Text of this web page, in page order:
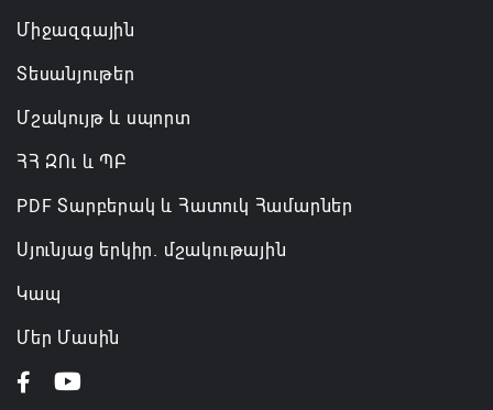
Միջազգային
Տեսանյութեր
Մշակույթ և սպորտ
ՀՀ ԶՈւ և ՊԲ
PDF Տարբերակ և Հատուկ Համարներ
Սյունյաց երկիր. մշակութային
Կապ
Մեր Մասին